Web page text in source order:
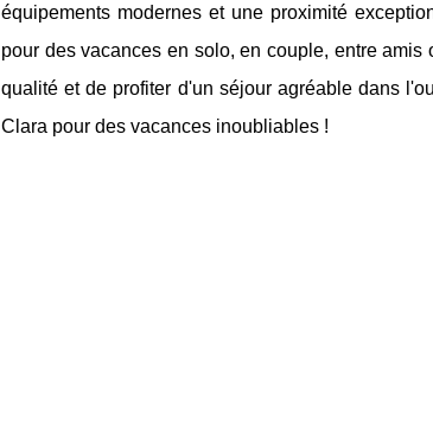
équipements modernes et une proximité
pour des vacances en solo, en couple, entre
qualité et de profiter d'un séjour agréable dans
Clara pour des vacances inoubliables !